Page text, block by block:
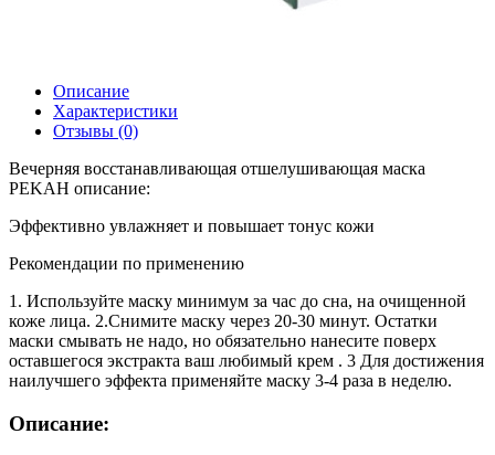
Описание
Характеристики
Отзывы (0)
Вечерняя восстанавливающая отшелушивающая маска
PEKAH описание:
Эффективно увлажняет и повышает тонус кожи
Рекомендации по применению
1. Используйте маску минимум за час до сна, на очищенной
коже лица. 2.Снимите маску через 20-30 минут. Остатки
маски смывать не надо, но обязательно нанесите поверх
оставшегося экстракта ваш любимый крем . 3 Для достижения
наилучшего эффекта применяйте маску 3-4 раза в неделю.
Описание: